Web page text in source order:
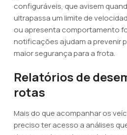
configuráveis, que avisem
ultrapassa um limite de
ou apresenta comportamento
notificações ajudam a prevenir
maior segurança para a frota.
Relatórios de
rotas
Mais do que acompanhar os
preciso ter acesso a análises